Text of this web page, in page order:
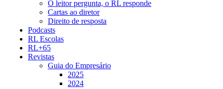
O leitor pergunta, o RL responde
Cartas ao diretor
Direito de resposta
Podcasts
RL Escolas
RL+65
Revistas
Guia do Empresário
2025
2024